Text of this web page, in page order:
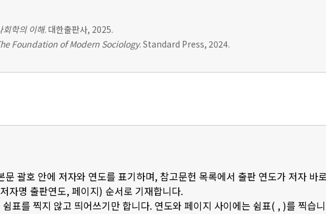
회학의 이해. 대한출판사, 2025.
Foundation of Modern Sociology. Standard Press, 2024.
문 괄호 안에 저자와 연도를 표기하며, 참고문헌 목록에서 출판 연도가 저자 바
자명 출판연도, 페이지) 순서로 기재합니다.
표를 찍지 않고 띄어쓰기만 합니다. 연도와 페이지 사이에는 쉼표( , )를 찍습